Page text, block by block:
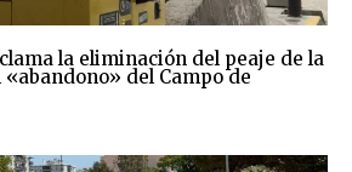
la eliminación del peaje de la
«abandono» del Campo de